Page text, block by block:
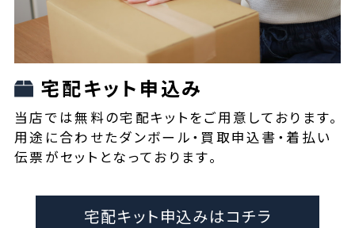
宅配キット申込み
当店では無料の宅配キットをご用意しております。
用途に合わせたダンボール・買取申込書・着払い
伝票がセットとなっております。
宅配キット申込みはコチラ